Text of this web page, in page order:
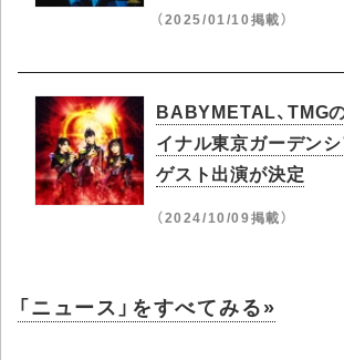
（2025/01/10掲載）
BABYMETAL、TMG
イナル東京ガーデン
ゲスト出演が決定
（2024/10/09掲載）
「ニュース」をすべてみる»